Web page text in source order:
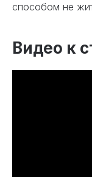
способом не
Видео к